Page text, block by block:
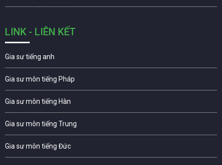
LINK - LIÊN KẾT
Gia sư tiếng anh
Gia sư môn tiếng Pháp
Gia sư môn tiếng Hàn
Gia sư môn tiếng Trung
Gia sư môn tiếng Đức